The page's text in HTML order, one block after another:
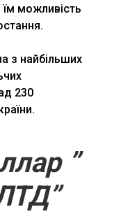
їм можливість
з найбільших
230
”